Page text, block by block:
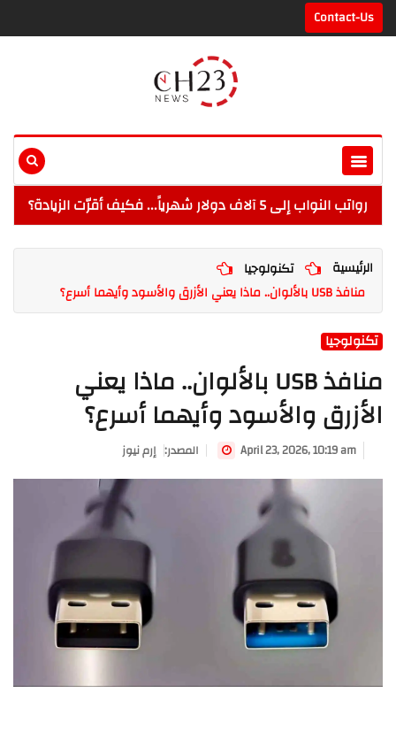
Contact-Us
رواتب النواب إلى 5 آلاف دولار شهرياً... فكيف أقرّت الزيادة؟
الرئيسية
تكنولوجيا
منافذ USB بالألوان.. ماذا يعني الأزرق والأسود وأيهما أسرع؟
تكنولوجيا
منافذ USB بالألوان.. ماذا يعني
الأزرق والأسود وأيهما أسرع؟
إرم نيوز :المصدر April 23, 2026, 10:19 am